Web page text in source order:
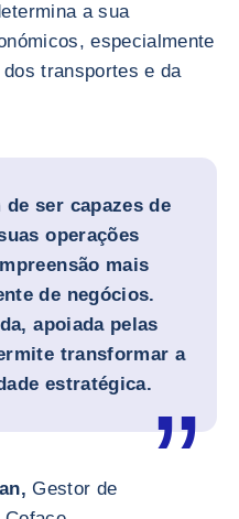
a sua
especialmente
transportes e da
ser capazes de
operações
mais
de negócios.
apoiada pelas
transformar a
estratégica.
Gestor de